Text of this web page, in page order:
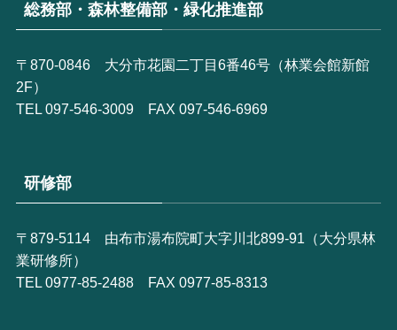
総務部・森林整備部・緑化推進部
〒870-0846 大分市花園二丁目6番46号（林業会館新館
2F）
TEL 097-546-3009 FAX 097-546-6969
研修部
〒879-5114 由布市湯布院町大字川北899-91（大分県林
業研修所）
TEL 0977-85-2488 FAX 0977-85-8313